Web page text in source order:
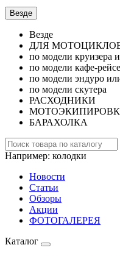
Везде
Везде
ДЛЯ
по модели круизера
по модели кафе-
по модели эндуро
по модели скутера
РАСХОДНИКИ
БАРАХОЛКА
Например: колодки
Новости
Статьи
Обзоры
Акции
ФОТОГАЛЕРЕЯ
Каталог